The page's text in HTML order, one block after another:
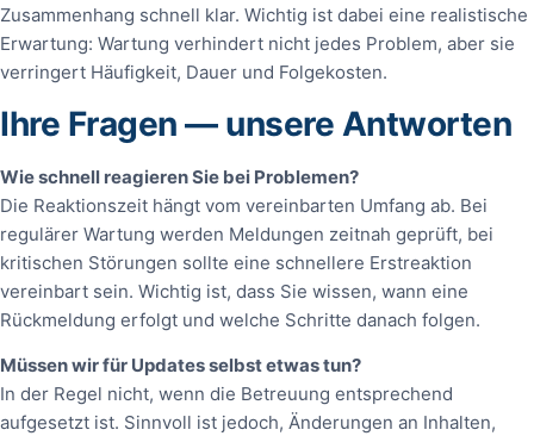
Zusammenhang schnell klar. Wichtig ist dabei eine realistische
Erwartung: Wartung verhindert nicht jedes Problem, aber sie
verringert Häufigkeit, Dauer und Folgekosten.
Ihre Fragen — unsere Antworten
Wie schnell reagieren Sie bei Problemen?
Die Reaktionszeit hängt vom vereinbarten Umfang ab. Bei
regulärer Wartung werden Meldungen zeitnah geprüft, bei
kritischen Störungen sollte eine schnellere Erstreaktion
vereinbart sein. Wichtig ist, dass Sie wissen, wann eine
Rückmeldung erfolgt und welche Schritte danach folgen.
Müssen wir für Updates selbst etwas tun?
In der Regel nicht, wenn die Betreuung entsprechend
aufgesetzt ist. Sinnvoll ist jedoch, Änderungen an Inhalten,